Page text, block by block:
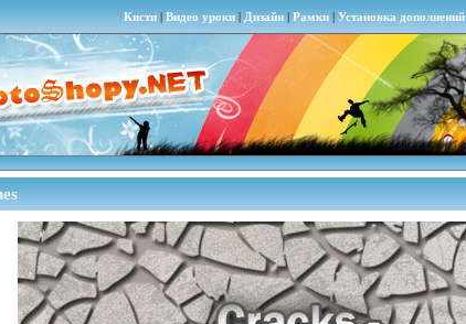
Кисти| Видео уроки| Дизайн| Рамки| Установка дополнений